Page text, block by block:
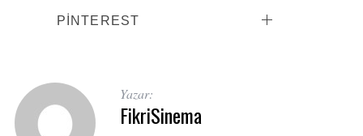
PINTEREST
Yazar:
FikriSinema